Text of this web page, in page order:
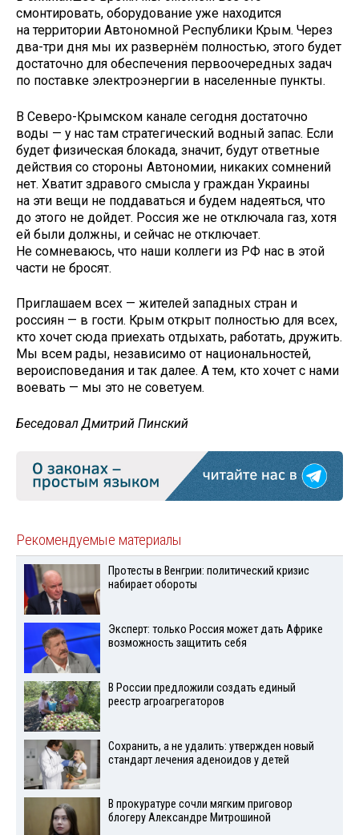
смонтировать, оборудование уже находится
на территории Автономной Республики Крым. Через
два-три дня мы их развернём полностью, этого будет
достаточно для обеспечения первоочередных задач
по поставке электроэнергии в населенные пункты.
В Северо-Крымском канале сегодня достаточно
воды — у нас там стратегический водный запас. Если
будет физическая блокада, значит, будут ответные
действия со стороны Автономии, никаких сомнений
нет. Хватит здравого смысла у граждан Украины
на эти вещи не поддаваться и будем надеяться, что
до этого не дойдет. Россия же не отключала газ, хотя
ей были должны, и сейчас не отключает.
Не сомневаюсь, что наши коллеги из РФ нас в этой
части не бросят.
Приглашаем всех — жителей западных стран и
россиян — в гости. Крым открыт полностью для всех,
кто хочет сюда приехать отдыхать, работать, дружить.
Мы всем рады, независимо от национальностей,
вероисповедания и так далее. А тем, кто хочет с нами
воевать — мы это не советуем.
Беседовал Дмитрий Пинский
Рекомендуемые материалы
Протесты в Венгрии: политический кризис
набирает обороты
Эксперт: только Россия может дать Африке
возможность защитить себя
В России предложили создать единый
реестр агроагрегаторов
Сохранить, а не удалить: утвержден новый
стандарт лечения аденоидов у детей
В прокуратуре сочли мягким приговор
блогеру Александре Митрошиной